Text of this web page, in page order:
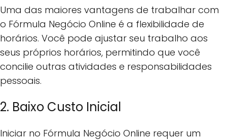
Uma das maiores vantagens de trabalhar com
o Fórmula Negócio Online é a flexibilidade de
horários. Você pode ajustar seu trabalho aos
seus próprios horários, permitindo que você
concilie outras atividades e responsabilidades
pessoais.
2. Baixo Custo Inicial
Iniciar no Fórmula Negócio Online requer um